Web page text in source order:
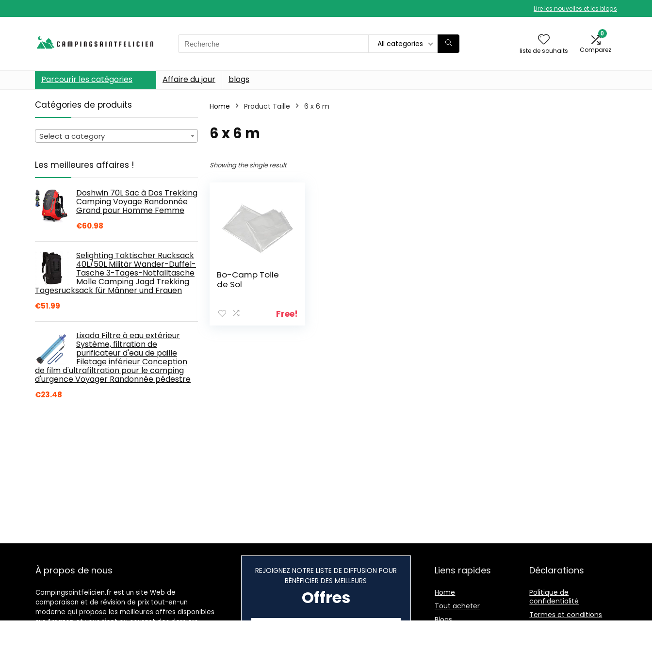
Lire les nouvelles et les blogs
Search
for:
All categories
liste de souhaits
0
Comparez
Parcourir les catégories Affaire du jour blogs
Catégories de produits
Select a category
Les meilleures affaires !
Doshwin 70L Sac à Dos Trekking
Camping Voyage Randonnée
Grand pour Homme Femme
€60.98
Selighting Taktischer Rucksack
40L/50L Militär Wander-Duffel-
Tasche 3-Tages-Notfalltasche
Molle Camping Jagd Trekking
Tagesrucksack für Männer und Frauen
€51.99
Lixada Filtre à eau extérieur
Système, filtration de
purificateur d'eau de paille
Filetage inférieur Conception
de film d'ultrafiltration pour le camping
d'urgence Voyager Randonnée pédestre
€23.48
Home Product Taille 6 x 6 m
6 x 6 m
Showing the single result
Bo-Camp Toile
de Sol
Free!
À propos de nous
Campingsaintfelicien.fr est un site Web de
comparaison et de révision de prix tout-en-un
moderne qui propose les meilleures offres disponibles
sur Amazon et vous tient au courant des derniers
REJOIGNEZ NOTRE LISTE DE DIFFUSION POUR
BÉNÉFICIER DES MEILLEURS
Offres
Liens rapides
Home
Tout acheter
Blogs
Déclarations
Politique de
confidentialité
Termes et conditions